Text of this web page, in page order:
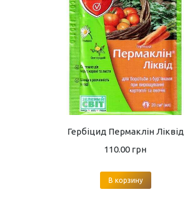
Гербіцид Пермаклін Ліквід
110.00 грн
В корзину